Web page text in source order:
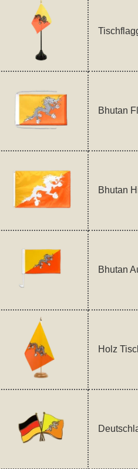
Bhutan
Bhutan
Bhutan
Holz